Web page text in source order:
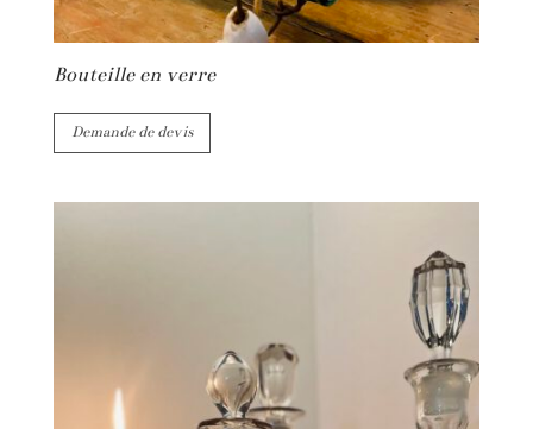
Bouteille en verre
Demande de devis